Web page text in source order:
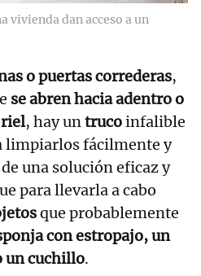
vivienda dan acceso a un
o puertas correderas,
se abren hacia adentro o
riel, hay untrucoinfalible
limpiarlos fácilmente y
una solución eficaz y
para llevarla a cabo
que probablemente
con estropajo, un
un cuchillo.